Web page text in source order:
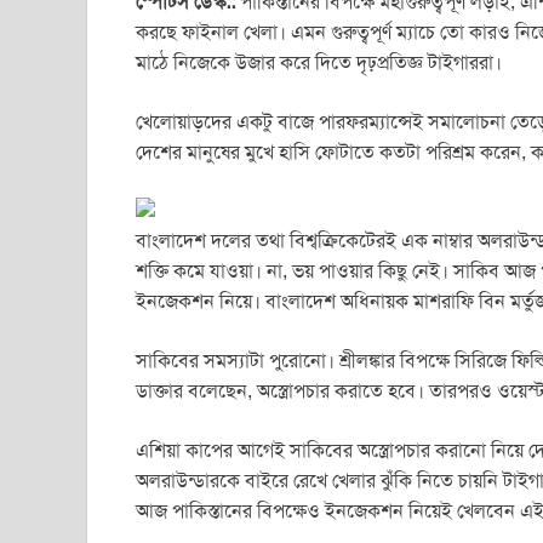
c
e
o
o
tt
er
ail at
s
p
p
ss
e
g
er
t
ar
e
করছে ফাইনাল খেলা। এমন গুরুত্বপূর্ণ ম্যাচে তো কারও
মাঠে নিজেকে উজার করে দিতে দৃঢ়প্রতিজ্ঞ টাইগাররা।
খেলোয়াড়দের একটু বাজে পারফরম্যান্সেই সমালোচনা
দেশের মানুষের মুখে হাসি ফোটাতে কতটা পরিশ্রম
বাংলাদেশ দলের তথা বিশ্বক্রিকেটেরই এক নাম্বার
শক্তি কমে যাওয়া। না, ভয় পাওয়ার কিছু নেই। সাকিব আজ
ইনজেকশন নিয়ে। বাংলাদেশ অধিনায়ক মাশরাফি বিন
সাকিবের সমস্যাটা পুরোনো। শ্রীলঙ্কার বিপক্ষে সিরিজে
ডাক্তার বলেছেন, অস্ত্রোপচার করাতে হবে। তারপরও
এশিয়া কাপের আগেই সাকিবের অস্ত্রোপচার করানো নিয়ে
অলরাউন্ডারকে বাইরে রেখে খেলার ঝুঁকি নিতে চায়নি
আজ পাকিস্তানের বিপক্ষেও ইনজেকশন নিয়েই খেলবেন